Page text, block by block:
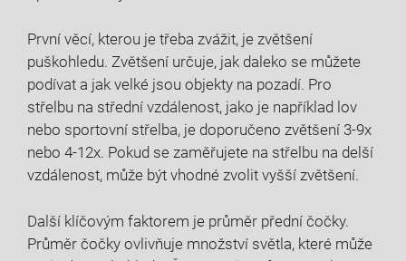
První věcí, kterou je třeba zvážit, je zvětšení
puškohledu. Zvětšení určuje, jak daleko se můžete
podívat a jak velké jsou objekty na pozadí. Pro
střelbu na střední vzdálenost, jako je například lov
nebo sportovní střelba, je doporučeno zvětšení 3-9x
nebo 4-12x. Pokud se zaměřujete na střelbu na delší
vzdálenost, může být vhodné zvolit vyšší zvětšení.
Další klíčovým faktorem je průměr přední čočky.
Průměr čočky ovlivňuje množství světla, které může